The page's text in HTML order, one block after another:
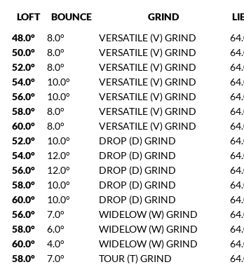
LOFT BOUNCE GRIND
48.0°
8.0° VERSATILE (V) GRIND
50.0°
8.0° VERSATILE (V) GRIND
52.0°
8.0° VERSATILE (V) GRIND
54.0°
10.0° VERSATILE (V) GRIND
56.0°
10.0° VERSATILE (V) GRIND
58.0°
8.0° VERSATILE (V) GRIND
60.0°
8.0° VERSATILE (V) GRIND
52.0°
10.0° DROP (D) GRIND
54.0°
12.0° DROP (D) GRIND
56.0°
12.0° DROP (D) GRIND
58.0°
10.0° DROP (D) GRIND
60.0°
10.0° DROP (D) GRIND
56.0°
7.0° WIDELOW (W) GRIND
58.0°
6.0° WIDELOW (W) GRIND
60.0°
4.0° WIDELOW (W) GRIND
58.0°
7.0° TOUR (T) GRIND